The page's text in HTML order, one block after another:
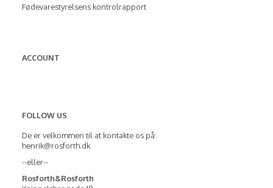
Fødevarestyrelsens kontrolrapport
ACCOUNT
FOLLOW US
De er velkommen til at kontakte os på:
henrik@rosforth.dk
--eller--
Rosforth&Rosforth